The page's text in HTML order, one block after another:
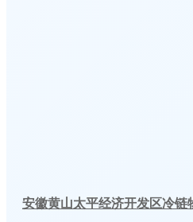
安徽黄山太平经济开发区冷链